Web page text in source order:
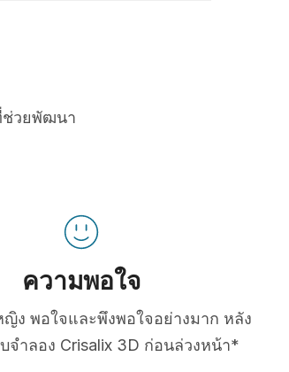
ช่วยพัฒนา
ความพอใจ
ญิง พอใจและพึงพอใจอย่างมาก หลัง
จำลอง Crisalix 3D ก่อนล่วงหน้า*